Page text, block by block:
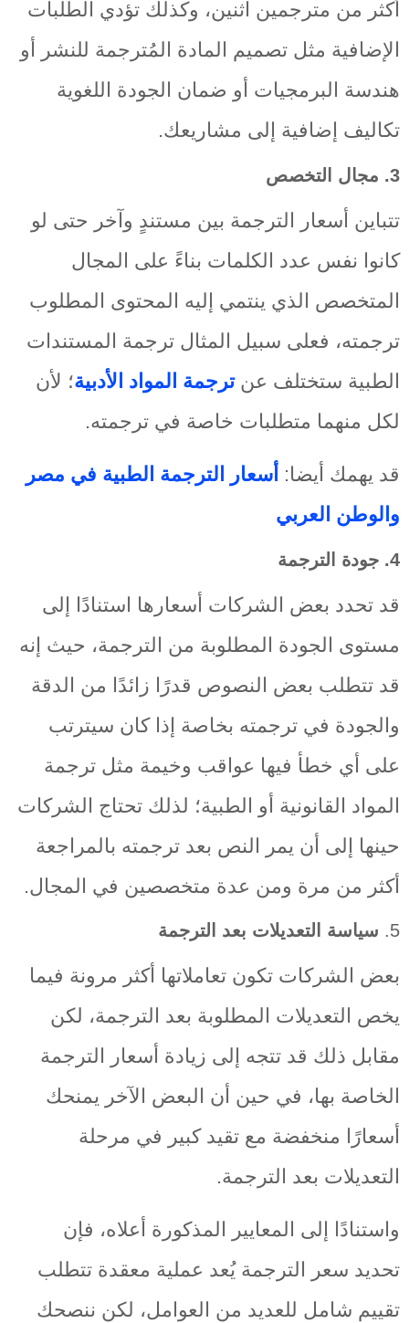
أكثر من مترجمين اثنين، وكذلك تؤدي الطلبات
الإضافية مثل تصميم المادة المُترجمة للنشر أو
هندسة البرمجيات أو ضمان الجودة اللغوية
تكاليف إضافية إلى مشاريعك.
3. مجال التخصص
تتباين أسعار الترجمة بين مستندٍ وآخر حتى لو
كانوا نفس عدد الكلمات بناءً على المجال
المتخصص الذي ينتمي إليه المحتوى المطلوب
ترجمته، فعلى سبيل المثال ترجمة المستندات
الطبية ستختلف عنترجمة المواد الأدبية؛ لأن
لكل منهما متطلبات خاصة في ترجمته.
قد يهمك أيضا:أسعار الترجمة الطبية في مصر
والوطن العربي
4. جودة الترجمة
قد تحدد بعض الشركات أسعارها استنادًا إلى
مستوى الجودة المطلوبة من الترجمة، حيث إنه
قد تتطلب بعض النصوص قدرًا زائدًا من الدقة
والجودة في ترجمته بخاصة إذا كان سيترتب
على أي خطأ فيها عواقب وخيمة مثل ترجمة
المواد القانونية أو الطبية؛ لذلك تحتاج الشركات
حينها إلى أن يمر النص بعد ترجمته بالمراجعة
أكثر من مرة ومن عدة متخصصين في المجال.
5. سياسة التعديلات بعد الترجمة
بعض الشركات تكون تعاملاتها أكثر مرونة فيما
يخص التعديلات المطلوبة بعد الترجمة، لكن
مقابل ذلك قد تتجه إلى زيادة أسعار الترجمة
الخاصة بها، في حين أن البعض الآخر يمنحك
أسعارًا منخفضة مع تقيد كبير في مرحلة
التعديلات بعد الترجمة.
واستنادًا إلى المعايير المذكورة أعلاه، فإن
تحديد سعر الترجمة يُعد عملية معقدة تتطلب
تقييم شامل للعديد من العوامل، لكن ننصحك